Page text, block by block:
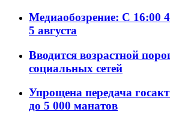
Медиаобозрение: С 16:00 4
5 августа
Вводится возрастной
социальных сетей
Упрощена передача
до 5 000 манатов